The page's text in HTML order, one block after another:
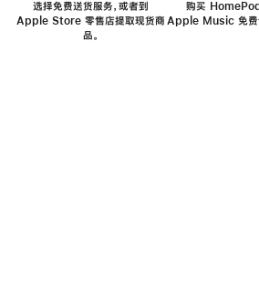
选择免费送货服务，或者到
Apple Store 零售店提取现货商
品。
购买
Apple Music 免费